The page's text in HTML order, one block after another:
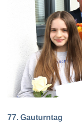
77. Gauturntag